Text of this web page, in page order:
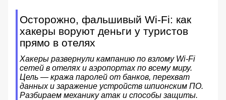
Осторожно, фальшивый Wi-Fi: как
хакеры воруют деньги у туристов
прямо в отелях
Хакеры развернули кампанию по взлому Wi-Fi
сетей в отелях и аэропортах по всему миру.
Цель — кража паролей от банков, перехват
данных и заражение устройств шпионским ПО.
Разбираем механику атак и способы защиты.